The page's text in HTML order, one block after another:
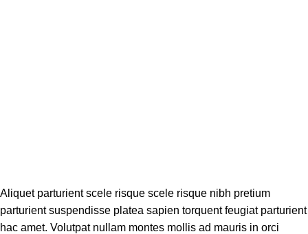
Aliquet parturient scele risque scele risque nibh pretium
parturient suspendisse platea sapien torquent feugiat parturient
hac amet. Volutpat nullam montes mollis ad mauris in orci